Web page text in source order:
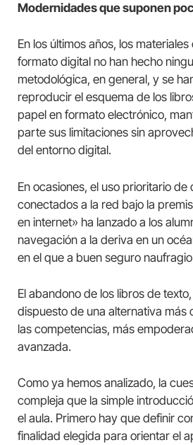
Modernidades que suponen
En los últimos años, los
formato digital no han hecho
metodológica, en general, y se
reproducir el esquema de los
papel en formato electrónico,
parte sus limitaciones sin
del entorno digital.
En ocasiones, el uso prioritario de
conectados a la red bajo la
en internet» ha lanzado a los
navegación a la deriva en un
en el que a buen seguro
El abandono de los libros de
dispuesto de una alternativa más
las competencias, más
avanzada.
Como ya hemos analizado, la
compleja que la simple
el aula. Primero hay que definir
finalidad elegida para orientar el